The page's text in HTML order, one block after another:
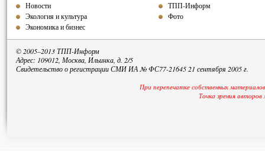
Новости
Экология и культура
Экономика и бизнес
ТПП-Информ
Фото
© 2005–2013 ТПП-Информ
Адрес: 109012, Москва, Ильинка, д. 2/5
Свидетельство о регистрации СМИ ИА № ФС77-21645 21 сентября 2005 г.
При перепечатке собственных
Точка зрения